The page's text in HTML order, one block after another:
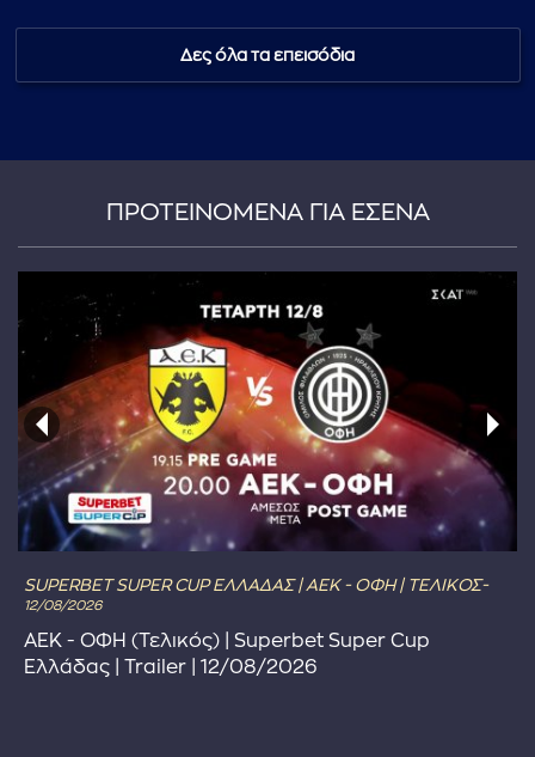
...πληκτρολογήστε κείμενο προς αναζήτηση
Δες όλα τα επεισόδια
ΠΡΟΤΕΙΝΟΜΕΝΑ ΓΙΑ ΕΣΕΝΑ
SUPERBET SUPER CUP ΕΛΛΑΔΑΣ | ΑΕΚ - ΟΦΗ | ΤΕΛΙΚΟΣ-
12/08/2026
ΑΕΚ - ΟΦΗ (Τελικός) | Superbet Super Cup
Ελλάδας | Trailer | 12/08/2026